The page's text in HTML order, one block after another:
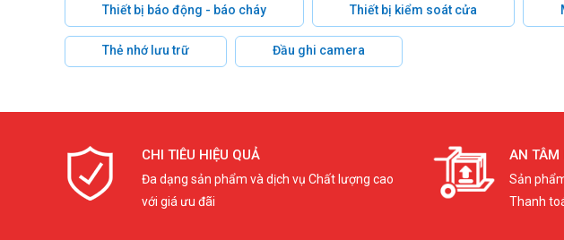
Thiết bị báo động - báo cháy Thiết bị kiểm soát cửa
Thẻ nhớ lưu trữ Đầu ghi camera
CHI TIÊU HIỆU QUẢ
Đa dạng sản phẩm và dịch vụ Chất lượng cao
với giá ưu đãi
AN TÂM
Sản
Thanh